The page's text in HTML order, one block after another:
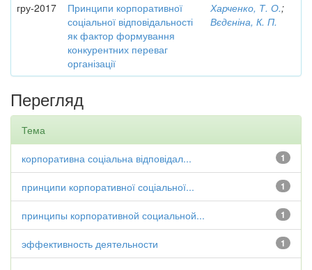
гру-2017
Принципи корпоративної
соціальної відповідальності
як фактор формування
конкурентних переваг
організації
Харченко, Т. О.;
Вєдєніна, К. П.
Перегляд
Тема
1
корпоративна соціальна відповідал...
1
принципи корпоративної соціальної...
1
принципы корпоративной социальной...
1
эффективность деятельности